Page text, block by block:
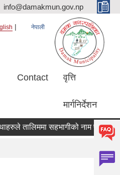
info@damakmun.gov.np
नेपाली
Contact वृत्ति
मार्गनिर्देशन
तालिममा सहभागीको नाम पठाउने